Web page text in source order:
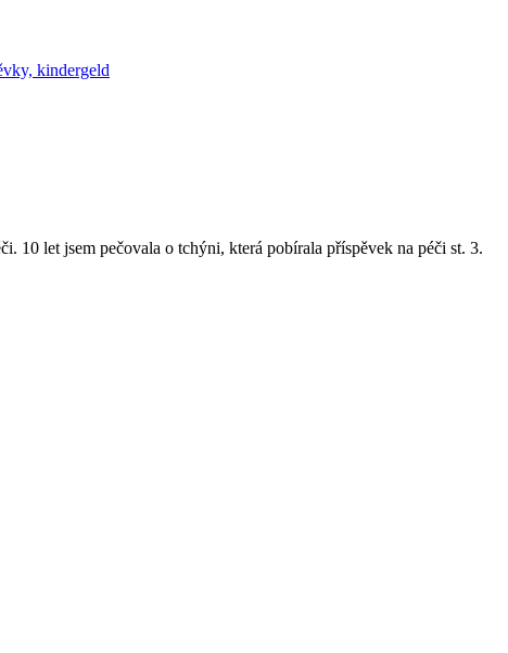
kindergeld
10 let jsem pečovala o tchýni, která pobírala příspěvek na péči st. 3.